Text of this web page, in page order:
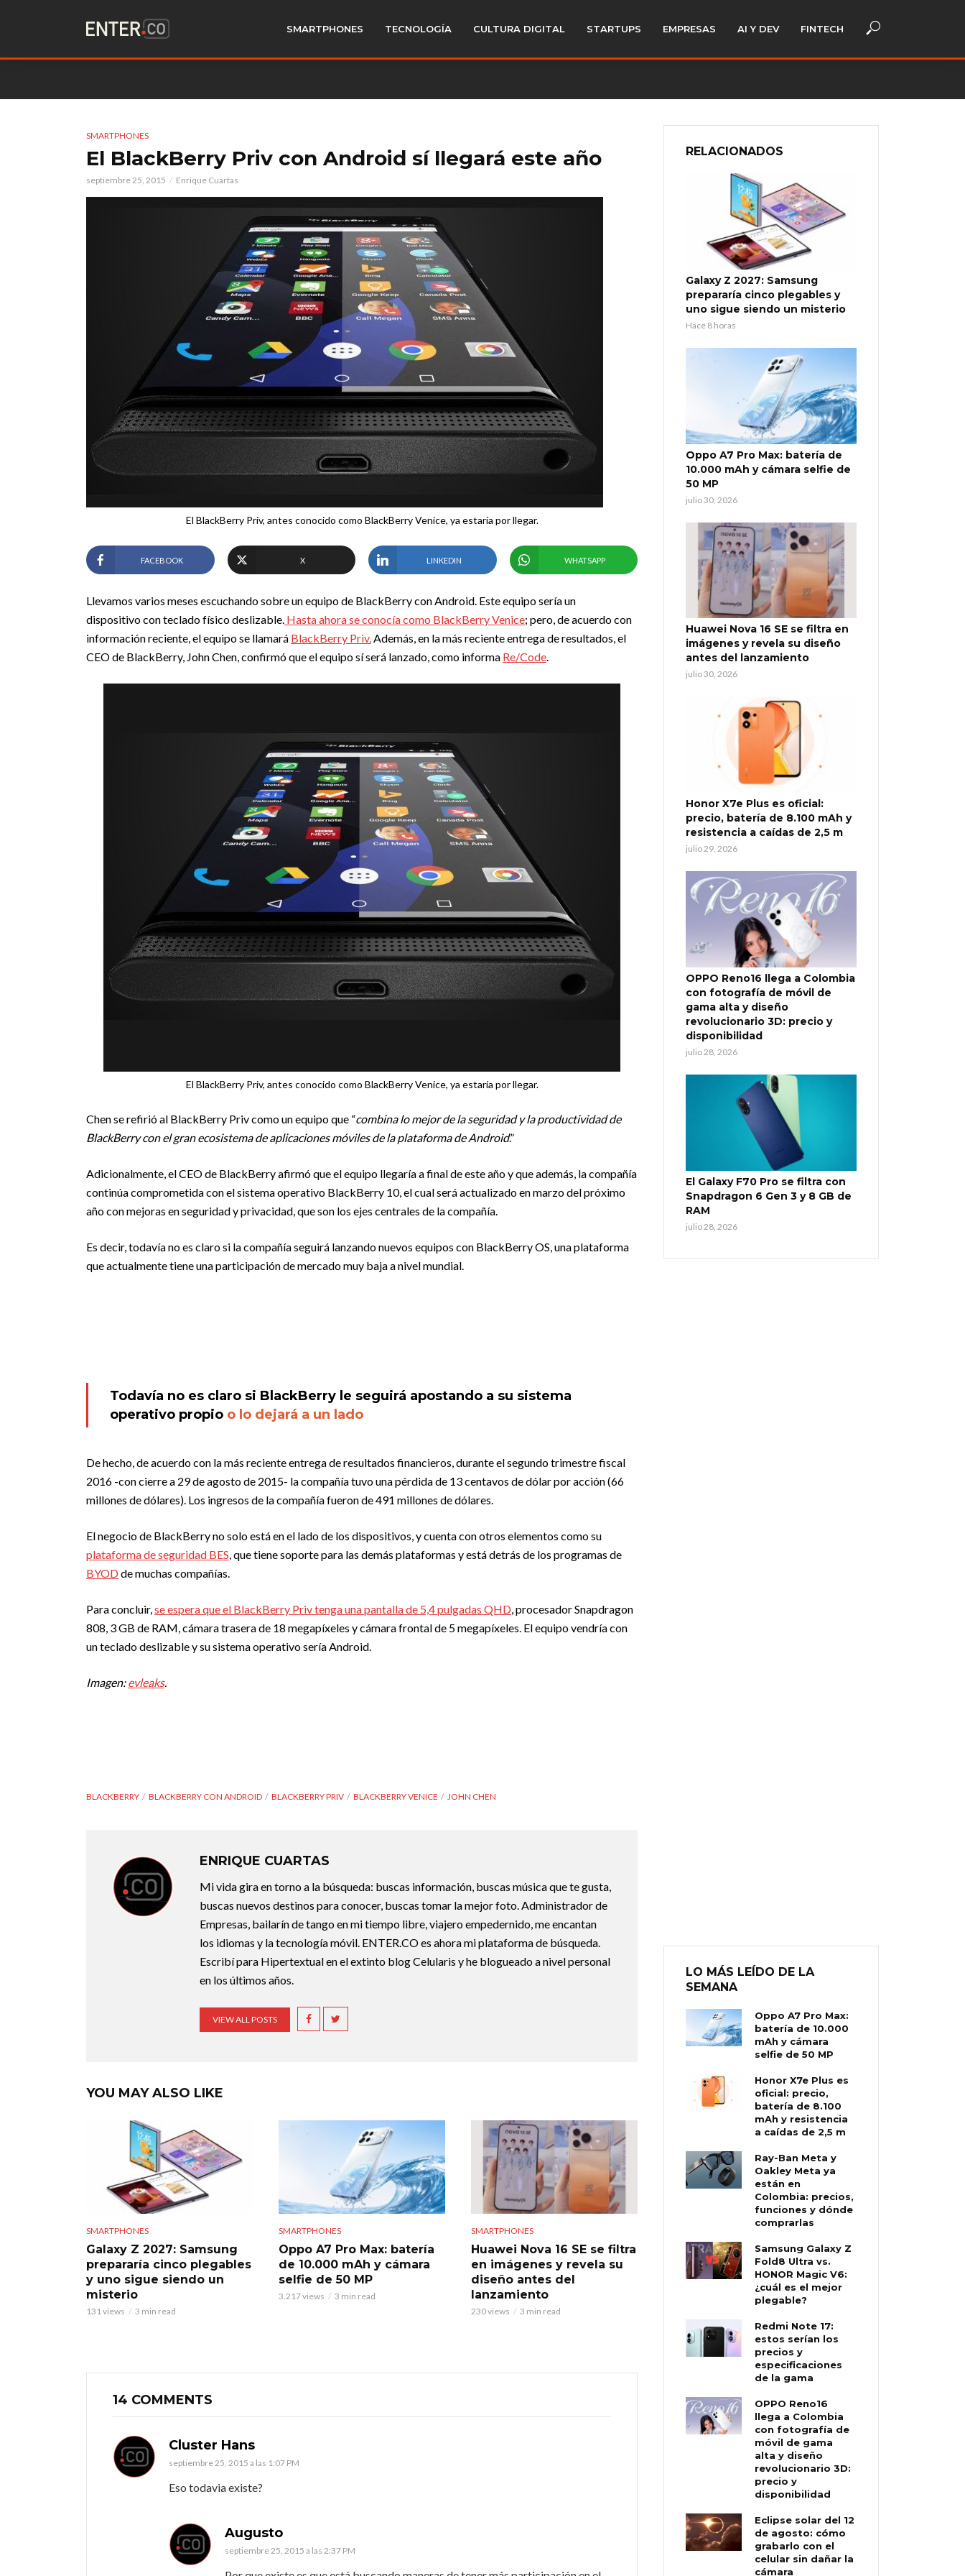
SMARTPHONES TECNOLOGÍA CULTURA DIGITAL STARTUPS EMPRESAS AI Y DEV FINTECH
SMARTPHONES
El BlackBerry Priv con Android sí llegará este año
septiembre 25, 2015 Enrique Cuartas
El BlackBerry Priv, antes conocido como BlackBerry Venice, ya estaría por llegar.
FACEBOOK X LINKEDIN WHATSAPP
Llevamos varios meses escuchando sobre un equipo de BlackBerry con Android. Este equipo sería un
dispositivo con teclado físico deslizable. Hasta ahora se conocía como BlackBerry Venice; pero, de acuerdo con
información reciente, el equipo se llamará BlackBerry Priv.Además, en la más reciente entrega de resultados, el
CEO de BlackBerry, John Chen, confirmó que el equipo sí será lanzado, como informa Re/Code.
El BlackBerry Priv, antes conocido como BlackBerry Venice, ya estaría por llegar.
Chen se refirió al BlackBerry Priv como un equipo que “combina lo mejor de la seguridad y la productividad de
BlackBerry con el gran ecosistema de aplicaciones móviles de la plataforma de Android.”
Adicionalmente, el CEO de BlackBerry afirmó que el equipo llegaría a final de este año y que además, la compañía
continúa comprometida con el sistema operativo BlackBerry 10, el cual será actualizado en marzo del próximo
año con mejoras en seguridad y privacidad, que son los ejes centrales de la compañía.
Es decir, todavía no es claro si la compañía seguirá lanzando nuevos equipos con BlackBerry OS, una plataforma
que actualmente tiene una participación de mercado muy baja a nivel mundial.
Todavía no es claro si BlackBerry le seguirá apostando a su sistema
operativo propio o lo dejará a un lado
De hecho, de acuerdo con la más reciente entrega de resultados financieros, durante el segundo trimestre fiscal
2016 -con cierre a 29 de agosto de 2015- la compañía tuvo una pérdida de 13 centavos de dólar por acción (66
millones de dólares). Los ingresos de la compañía fueron de 491 millones de dólares.
El negocio de BlackBerry no solo está en el lado de los dispositivos, y cuenta con otros elementos como su
plataforma de seguridad BES, que tiene soporte para las demás plataformas y está detrás de los programas de
BYODde muchas compañías.
Para concluir,se espera que el BlackBerry Priv tenga una pantalla de 5,4 pulgadas QHD, procesador Snapdragon
808, 3 GB de RAM, cámara trasera de 18 megapíxeles y cámara frontal de 5 megapíxeles. El equipo vendría con
un teclado deslizable y su sistema operativo sería Android.
Imagen:evleaks.
BLACKBERRY BLACKBERRY CON ANDROID BLACKBERRY PRIV BLACKBERRY VENICE JOHN CHEN
ENRIQUE CUARTAS
Mi vida gira en torno a la búsqueda: buscas información, buscas música que te gusta,
buscas nuevos destinos para conocer, buscas tomar la mejor foto. Administrador de
Empresas, bailarín de tango en mi tiempo libre, viajero empedernido, me encantan
los idiomas y la tecnología móvil. ENTER.CO es ahora mi plataforma de búsqueda.
Escribí para Hipertextual en el extinto blog Celularis y he blogueado a nivel personal
en los últimos años.
VIEW ALL POSTS
YOU MAY ALSO LIKE
SMARTPHONES
Galaxy Z 2027: Samsung
prepararía cinco plegables
y uno sigue siendo un
misterio
131 views 3 min read
SMARTPHONES
Oppo A7 Pro Max: batería
de 10.000 mAh y cámara
selfie de 50 MP
3.217 views 3 min read
SMARTPHONES
Huawei Nova 16 SE se filtra
en imágenes y revela su
diseño antes del
lanzamiento
230 views 3 min read
14 COMMENTS
Cluster Hans
septiembre 25, 2015 a las 1:07 PM
Eso todavia existe?
Augusto
septiembre 25, 2015 a las 2:37 PM
RELACIONADOS
Galaxy Z 2027: Samsung
prepararía cinco plegables y
uno sigue siendo un misterio
Hace 8 horas
Oppo A7 Pro Max: batería de
10.000 mAh y cámara selfie de
50 MP
julio 30, 2026
Huawei Nova 16 SE se filtra en
imágenes y revela su diseño
antes del lanzamiento
julio 30, 2026
Honor X7e Plus es oficial:
precio, batería de 8.100 mAh y
resistencia a caídas de 2,5 m
julio 29, 2026
OPPO Reno16 llega a Colombia
con fotografía de móvil de
gama alta y diseño
revolucionario 3D: precio y
disponibilidad
julio 28, 2026
El Galaxy F70 Pro se filtra con
Snapdragon 6 Gen 3 y 8 GB de
RAM
julio 28, 2026
LO MÁS LEÍDO DE LA
SEMANA
Oppo A7 Pro Max:
batería de 10.000
mAh y cámara
selfie de 50 MP
Honor X7e Plus es
oficial: precio,
batería de 8.100
mAh y resistencia
a caídas de 2,5 m
Ray-Ban Meta y
Oakley Meta ya
están en
Colombia: precios,
funciones y dónde
comprarlas
Samsung Galaxy Z
Fold8 Ultra vs.
HONOR Magic V6:
¿cuál es el mejor
plegable?
Redmi Note 17:
estos serían los
precios y
especificaciones
de la gama
OPPO Reno16
llega a Colombia
con fotografía de
móvil de gama
alta y diseño
revolucionario 3D:
precio y
disponibilidad
Eclipse solar del 12
de agosto: cómo
grabarlo con el
celular sin dañar la
cámara